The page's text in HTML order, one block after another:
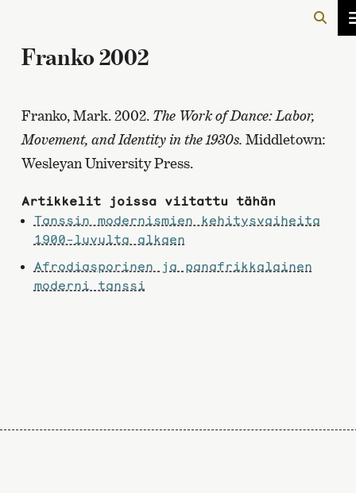
Franko 2002
Franko, Mark. 2002. The Work of Dance: Labor,
Movement, and Identity in the 1930s. Middletown:
Wesleyan University Press.
Artikkelit joissa viitattu tähän
Tanssin modernismien kehitysvaiheita
1900-luvulta alkaen
Afrodiasporinen ja panafrikkalainen
moderni tanssi